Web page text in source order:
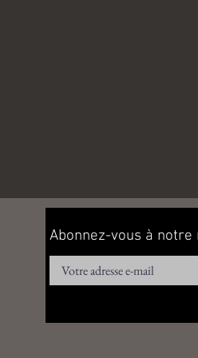
Abonnez-vous à